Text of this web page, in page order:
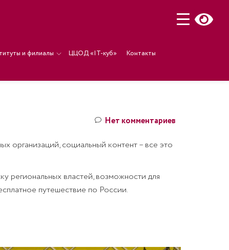
и филиалы ЦЦОД «IT-куб»
Контакты
Нет комментариев
социальный контент – все это
региональных властей, возможности для
путешествие по России.